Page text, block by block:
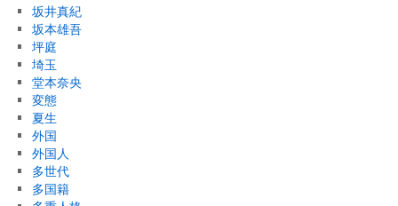
坂井真紀
坂本雄吾
坪庭
埼玉
堂本奈央
変態
夏生
外国
外国人
多世代
多国籍